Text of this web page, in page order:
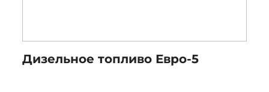
Дизельное топливо Евро-5